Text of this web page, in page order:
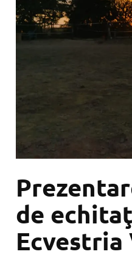
de
Ecvestria